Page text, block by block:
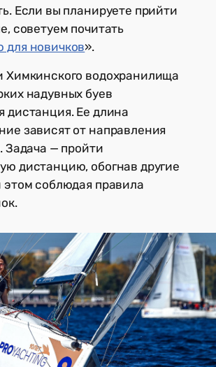
Если вы планируете прийти
советуем почитать
новичков».
Химкинского водохранилища
надувных буев
дистанция. Ее длина
зависят от направления
Задача — пройти
дистанцию, обогнав другие
этом соблюдая правила